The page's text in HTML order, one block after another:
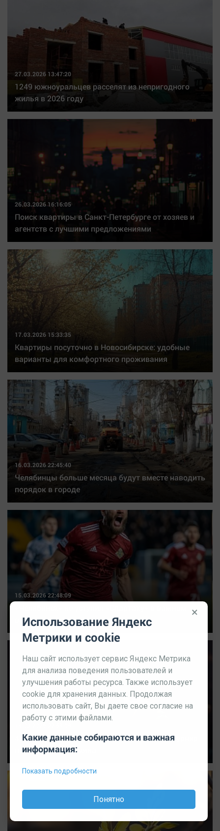
27.03.2026 13:47:20
1249 южноуральцев расселят из непригодного
жилья в 2026 году
26.03.2026 16:16:05
Поиск квартиры в Санкт-Петербурге от хозяев и
агентств с лучшими предложениями
17.03.2026 15:33:35
Квартиры посуточно в Новосибирске: удобные
варианты для комфортного проживания
16.03.2026 22:45:40
Челябинцы больше месяца будут вместе наводить
порядок в городе
15.03.2026 22:48:09
выездном матче»
400 дзюдоистов съедутся в Челябинск на турнир
памяти Петра Сумина
×
Использование Яндекс
Метрики и cookie
Наш сайт использует сервис Яндекс Метрика
для анализа поведения пользователей и
улучшения работы ресурса. Также использует
cookie для хранения данных. Продолжая
использовать сайт, Вы даете свое согласие на
работу с этими файлами.
Какие данные собираются и важная
информация:
Показать подробности
Понятно